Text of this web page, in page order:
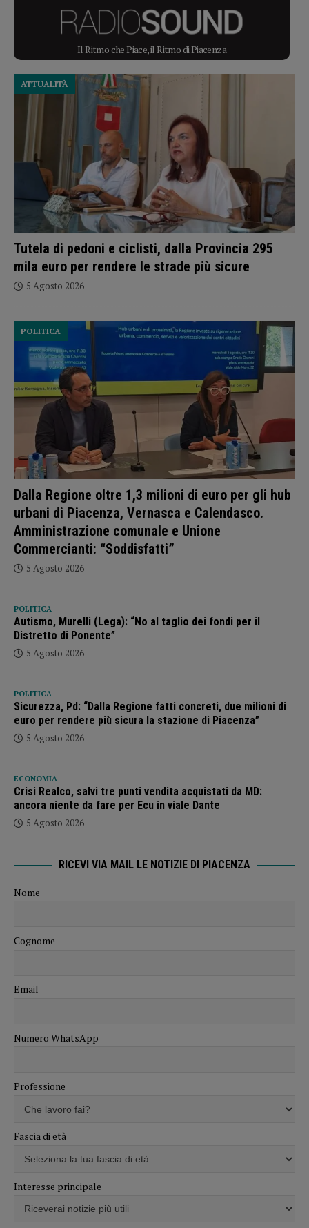
Il Ritmo che Piace, il Ritmo di Piacenza
Tutela di pedoni e ciclisti, dalla Provincia 295
mila euro per rendere le strade più sicure
ATTUALITÀ
5 Agosto 2026
Dalla Regione oltre 1,3 milioni di euro per gli hub
urbani di Piacenza, Vernasca e Calendasco.
Amministrazione comunale e Unione
Commercianti: “Soddisfatti”
POLITICA
5 Agosto 2026
POLITICA
Autismo, Murelli (Lega): “No al taglio dei fondi per il
Distretto di Ponente”
5 Agosto 2026
POLITICA
Sicurezza, Pd: “Dalla Regione fatti concreti, due milioni di
euro per rendere più sicura la stazione di Piacenza”
5 Agosto 2026
ECONOMIA
Crisi Realco, salvi tre punti vendita acquistati da MD:
ancora niente da fare per Ecu in viale Dante
5 Agosto 2026
RICEVI VIA MAIL LE NOTIZIE DI PIACENZA
Nome
Cognome
Email
Numero WhatsApp
Professione
Fascia di età
Interesse principale